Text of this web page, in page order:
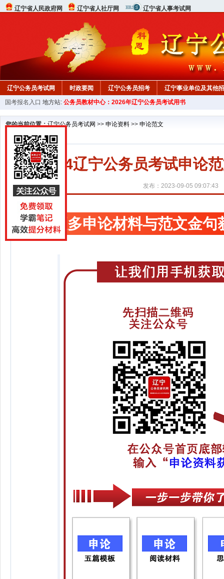
辽宁省人民政府网 辽宁省人社厅网 辽宁省人事考试网
辽宁公务员考试网 时政要闻 辽宁公务员招考 辽宁事业单位及其他
在线咨询 教材中心
国考报名入口 地方站: 公务员教材中心：2026年辽宁公务员考试用书
您的当前位置：辽宁公务员考试网 >> 申论资料 >> 申论范文
2024辽宁公务员考试申论
发布：2023-09-05 09:07:43
更多申论材料与范文金句